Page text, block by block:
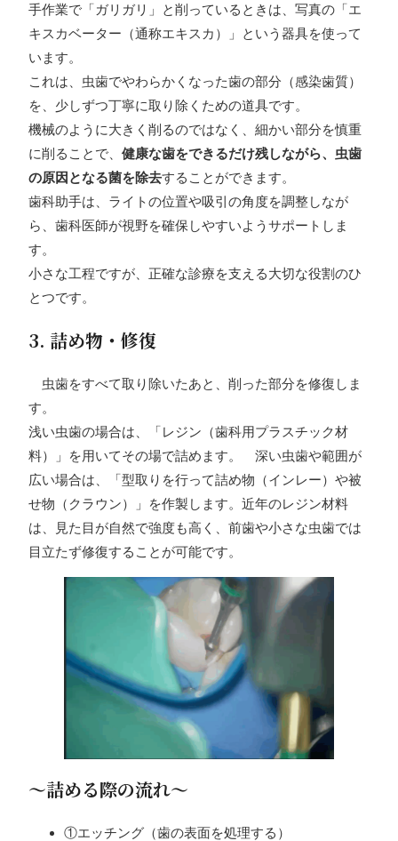
手作業で「ガリガリ」と削っているときは、写真の「エ
キスカベーター（通称エキスカ）」という器具を使って
います。
これは、虫歯でやわらかくなった歯の部分（感染歯質）
を、少しずつ丁寧に取り除くための道具です。
機械のように大きく削るのではなく、細かい部分を慎重
に削ることで、 健康な歯をできるだけ残しながら、虫歯
の原因となる菌を除去することができます。
歯科助手は、ライトの位置や吸引の角度を調整しなが
ら、歯科医師が視野を確保しやすいようサポートしま
す。
小さな工程ですが、正確な診療を支える大切な役割のひ
とつです。
3. 詰め物・修復
虫歯をすべて取り除いたあと、削った部分を修復しま
す。
浅い虫歯の場合は、「レジン（歯科用プラスチック材
料）」を用いてその場で詰めます。 深い虫歯や範囲が
広い場合は、「型取りを行って詰め物（インレー）や被
せ物（クラウン）」を作製します。近年のレジン材料
は、見た目が自然で強度も高く、前歯や小さな虫歯では
目立たず修復することが可能です。
〜詰める際の流れ〜
①エッチング（歯の表面を処理する）